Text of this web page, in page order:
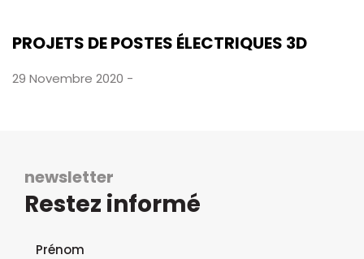
PROJETS DE POSTES ÉLECTRIQUES 3D
29 Novembre 2020 -
newsletter
Restez informé
Formulaire d'inscription à la newsletter
Prénom